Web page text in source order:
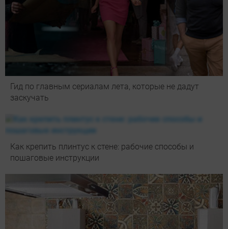
Гид по главным сериалам лета, которые не дадут
заскучать
Как крепить плинтус к стене: рабочие способы и
пошаговые инструкции